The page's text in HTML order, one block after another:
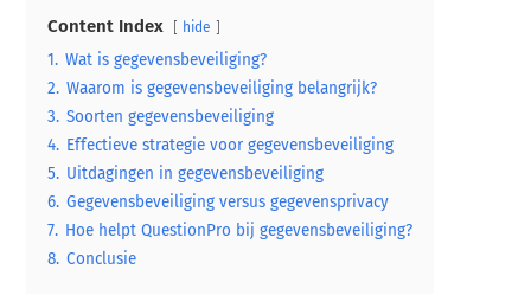
Content Index hide
1. Wat is gegevensbeveiliging?
2. Waarom is gegevensbeveiliging belangrijk?
3. Soorten gegevensbeveiliging
4. Effectieve strategie voor gegevensbeveiliging
5. Uitdagingen in gegevensbeveiliging
6. Gegevensbeveiliging versus gegevensprivacy
7. Hoe helpt QuestionPro bij gegevensbeveiliging?
8. Conclusie